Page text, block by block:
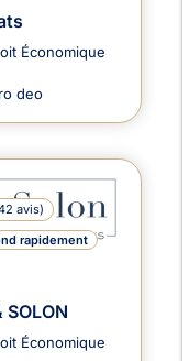
Économique
deo
avis)
rapidement
Économique